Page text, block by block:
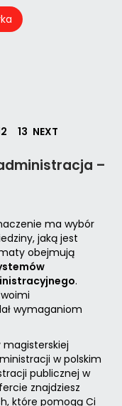
13 NEXT
–
ma wybór
jaką jest
obejmują
.
wymaganiom
w polskim
publicznej w
znajdziesz
, które pomogą Ci